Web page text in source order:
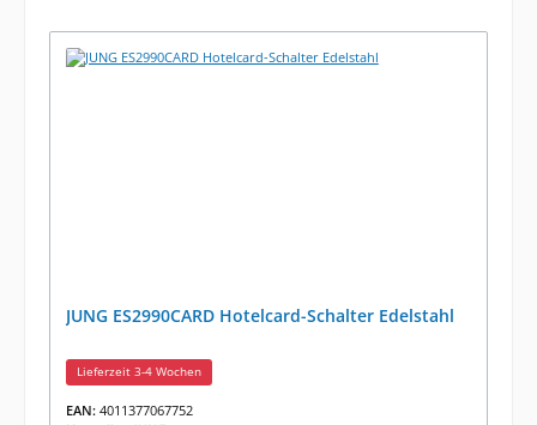
JUNG ES2990CARD Hotelcard-Schalter Edelstahl
Lieferzeit 3-4 Wochen
EAN: 4011377067752